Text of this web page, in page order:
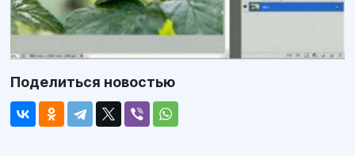
Поделиться новостью